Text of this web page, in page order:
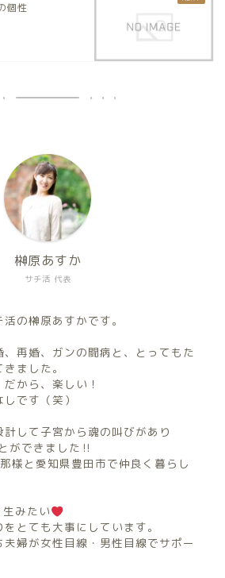
個性
サチ活 代表
榊原あすか
の榊原あすかです。
再婚、ガンの闘病と、とってもた
ました。
から、楽しい！
です（笑）
して子宮から魂の叫びがあり
ができました‼︎
様と愛知県豊田市で仲良く暮らし
みたい
とても大事にしています。
婦が女性目線・男性目線でサポー